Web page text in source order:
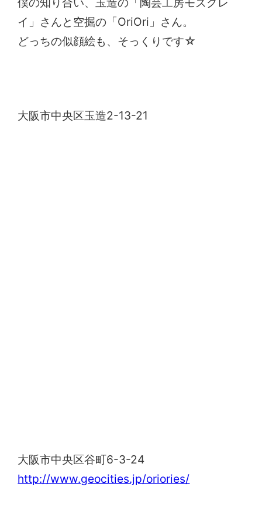
イ」さんと空掘の「OriOri」さん。
どっちの似顔絵も、そっくりです☆
大阪市中央区玉造2-13-21
大阪市中央区谷町6-3-24
http://www.geocities.jp/oriories/